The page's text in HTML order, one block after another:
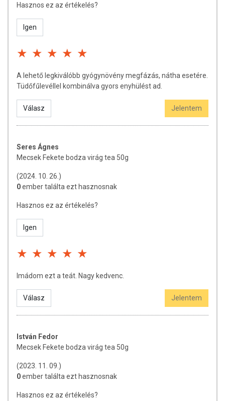
Hasznos ez az értékelés?
Igen
A lehető legkiválóbb gyógynövény megfázás, nátha esetére.
Tüdőfűlevéllel kombinálva gyors enyhülést ad.
Válasz Jelentem
Seres Ágnes
Mecsek Fekete bodza virág tea 50g
(2024. 10. 26.)
0ember találta ezt hasznosnak
Hasznos ez az értékelés?
Igen
Imádom ezt a teát. Nagy kedvenc.
Válasz Jelentem
István Fedor
Mecsek Fekete bodza virág tea 50g
(2023. 11. 09.)
0ember találta ezt hasznosnak
Hasznos ez az értékelés?